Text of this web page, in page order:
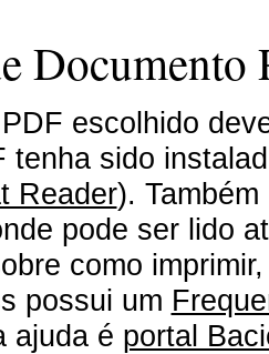
escolhido
tenha sido
Reader).
pode ser lido
como
possui um
ajuda é portal